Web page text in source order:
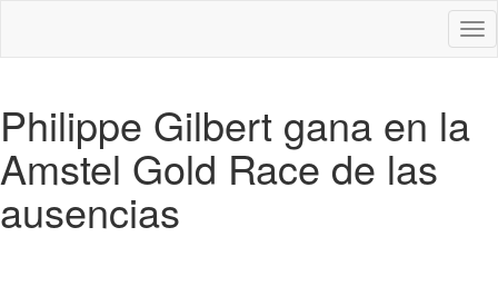
Philippe Gilbert gana en la
Amstel Gold Race de las
ausencias